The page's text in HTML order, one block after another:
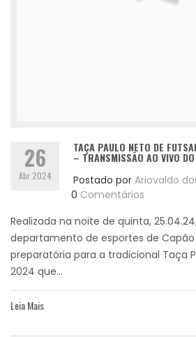
26
Abr 2024
TAÇA PAULO NETO DE
– TRANSMISSÃO AO VIVO
Postado por Ariovaldo
0 Comentários
Realizada na noite de quinta,
departamento de esportes de
preparatória para a tradicional Taça
2024 que...
Leia Mais